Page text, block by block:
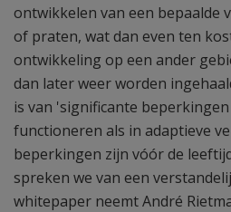
ontwikkelen van een bepaalde
of praten, wat dan even ten
ontwikkeling op een ander
dan later weer worden
is van 'significante
functioneren als in adaptieve
beperkingen zijn vóór de
spreken we van een
whitepaper neemt André